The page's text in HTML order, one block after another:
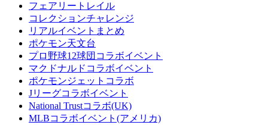
フェアリートレイル
コレクションチャレンジ
リアルイベントまとめ
ポケモン天文台
プロ野球12球団コラボイベント
マクドナルドコラボイベント
ポケモンジェットコラボ
Jリーグコラボイベント
National Trustコラボ(UK)
MLBコラボイベント(アメリカ)